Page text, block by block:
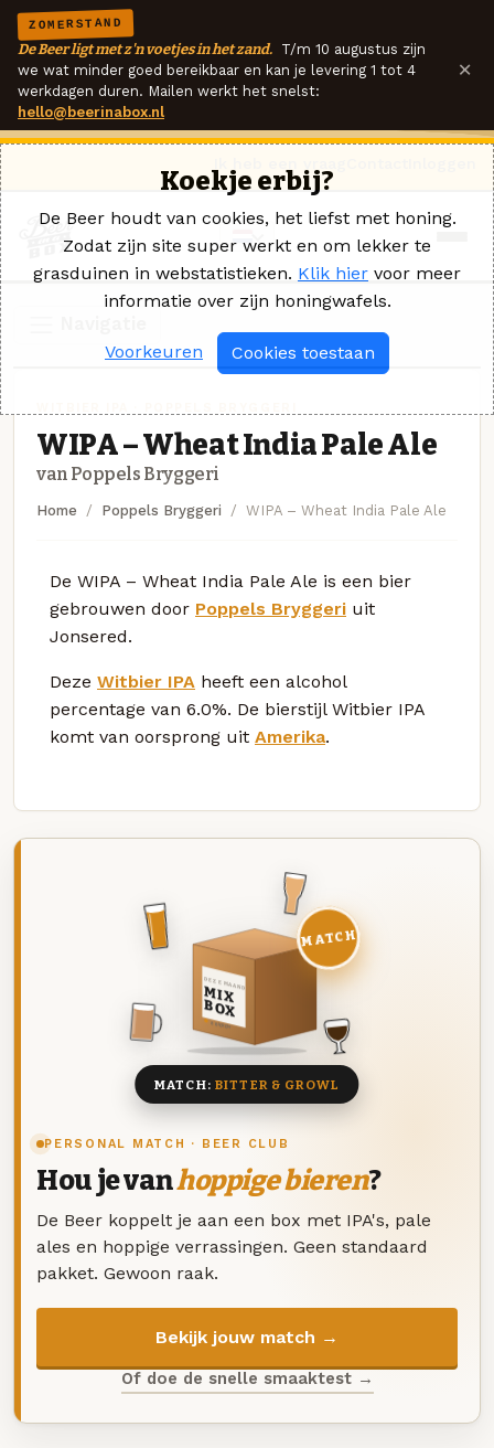
ZOMERSTAND
De Beer ligt met z'n voetjes in het zand. T/m 10 augustus zijn
we wat minder goed bereikbaar en kan je levering 1 tot 4
werkdagen duren. Mailen werkt het snelst:
hello@beerinabox.nl
×
WIPA – Wheat India Pale Ale
van Poppels Bryggeri
Home Poppels Bryggeri WIPA – Wheat India Pale Ale
De WIPA – Wheat India Pale Ale is een bier
gebrouwen door Poppels Bryggeri uit
Jonsered.
Deze Witbier IPA heeft een alcohol
percentage van 6.0%. De bierstijl Witbier IPA
komt van oorsprong uit Amerika.
PERSONAL MATCH · BEER CLUB
Hou je vanhoppige bieren?
De Beer koppelt je aan een box met IPA's, pale
ales en hoppige verrassingen. Geen standaard
pakket. Gewoon raak.
Bekijk jouw match →
Of doe de snelle smaaktest →
DEZE MAAND
MIX
BOX
8 BIEREN
MATCH
MATCH: BITTER & GROWL
Koekje erbij?
De Beer houdt van cookies, het liefst met honing.
Zodat zijn site super werkt en om lekker te
grasduinen in webstatistieken. Klik hier voor meer
informatie over zijn honingwafels.
Voorkeuren Cookies toestaan